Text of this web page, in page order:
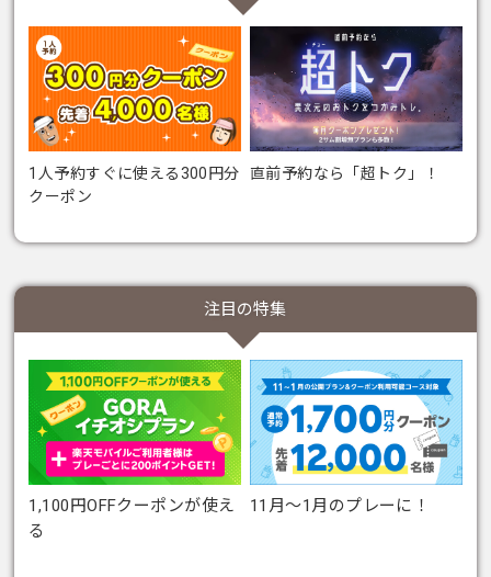
1人予約すぐに使える300円分
クーポン
直前予約なら「超トク」！
注目の特集
1,100円OFFクーポンが使え
る
11月～1月のプレーに！